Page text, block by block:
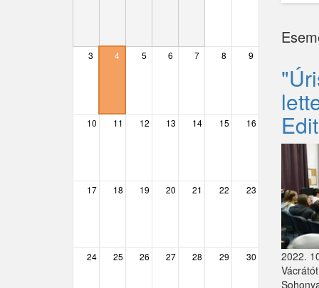
Csobánka
Csörög
Délegyháza
Dunabogdány
3 4 5 6 7 8 9
10 11 12 13 14 15 16
17 18 19 20 21 22 23
24 25 26 27 28 29 30
2022.
Vácrátót